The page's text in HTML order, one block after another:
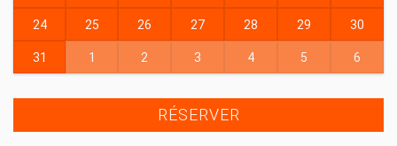
24 25 26 27 28 29 30
31 1 2 3 4 5 6
RÉSERVER